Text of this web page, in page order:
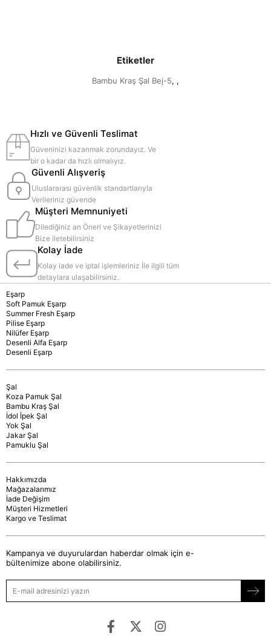
Etiketler
Bambu Kraş Şal Bej-5, ,
Hızlı ve Güvenli Teslimat
Güveninizi kazanmak zorundayız. Ve
bir o kadar da hızlı olmalıyız.
Güvenli Alışveriş
Uluslararası güvenlik standartlarıyla
Verileriniz güvende
Müşteri Memnuniyeti
Dilediğiniz an Öneri ve Şikayetlerinizi
Bize iletebilirsiniz
Kolay İade
Kolay iade ve iptal işlemleriniz İle ilgili tüm
detaylara ulaşabilirsiniz.
Eşarp
Soft Pamuk Eşarp
Summer Fresh Eşarp
Pilise Eşarp
Nilüfer Eşarp
Desenli Alfa Eşarp
Desenli Eşarp
Şal
Koza Pamuk Şal
Bambu Kraş Şal
İdol İpek Şal
Yok Şal
Jakar Şal
Pamuklu Şal
Hakkımızda
Mağazalarımız
İade Değişim
Müşteri Hizmetleri
Kargo ve Teslimat
Kampanya ve duyurulardan haberdar olmak için e-
bültenimize abone olabilirsiniz.